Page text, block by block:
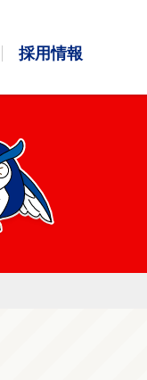
採用情報